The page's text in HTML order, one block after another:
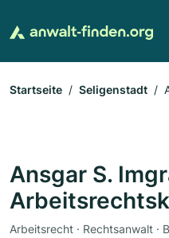
Startseite Seligenstadt
Ansgar S.
Arbeitsrecht · Rechtsanwalt ·